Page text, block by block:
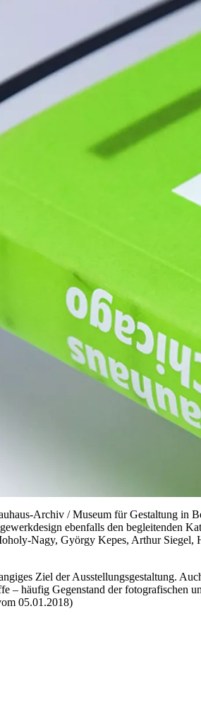
Archiv / Museum für Gestaltung in
ebenfalls den begleitenden
Nagy, György Kepes, Arthur
Ziel der Ausstellungsgestaltung.
– häufig Gegenstand der fotografischen
05.01.2018)